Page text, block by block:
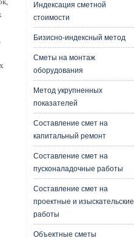
Индексация сметной
стоимости
Бизисно-индексный метод
Сметы на монтаж
оборудования
Метод укрупненных
показателей
Составление смет на
капитальный ремонт
Составление смет на
пусконаладочные работы
Составление смет на
проектные и изыскательские
работы
Объектные сметы